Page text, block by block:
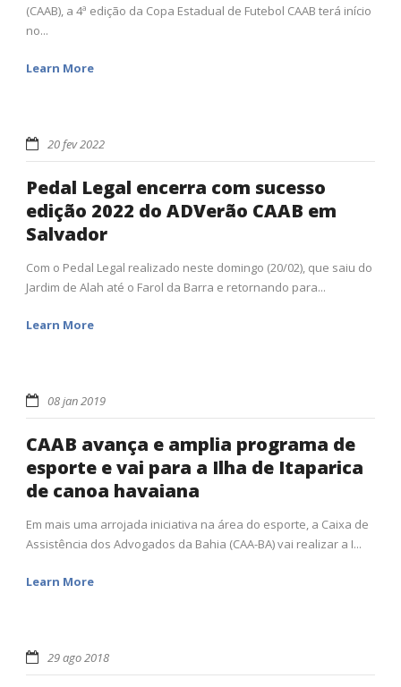
(CAAB), a 4ª edição da Copa Estadual de Futebol CAAB terá início
no...
Learn More
20 fev 2022
Pedal Legal encerra com sucesso
edição 2022 do ADVerão CAAB em
Salvador
Com o Pedal Legal realizado neste domingo (20/02), que saiu do
Jardim de Alah até o Farol da Barra e retornando para...
Learn More
08 jan 2019
CAAB avança e amplia programa de
esporte e vai para a Ilha de Itaparica
de canoa havaiana
Em mais uma arrojada iniciativa na área do esporte, a Caixa de
Assistência dos Advogados da Bahia (CAA-BA) vai realizar a I...
Learn More
29 ago 2018